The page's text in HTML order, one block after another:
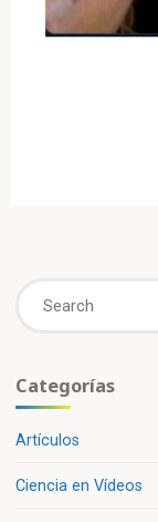
Categorías
Artículos
Ciencia en Vídeos